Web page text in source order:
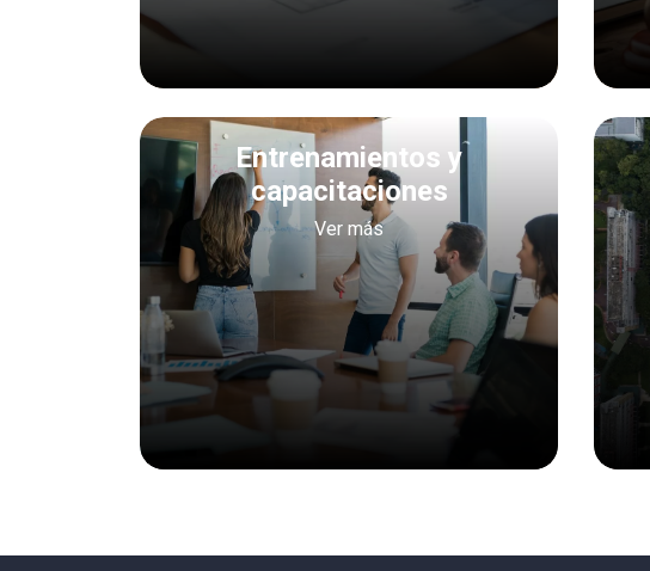
Entrenamientos y
capacitaciones
Ver más